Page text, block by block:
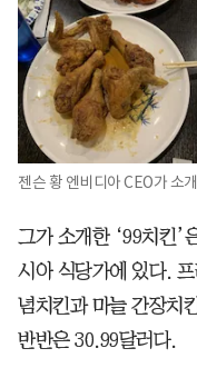
젠슨 황 엔비디아 CEO가 소
그가 소개한 ‘99치킨’
시아 식당가에 있다.
념치킨과 마늘 간장치
반반은 30.99달러다.